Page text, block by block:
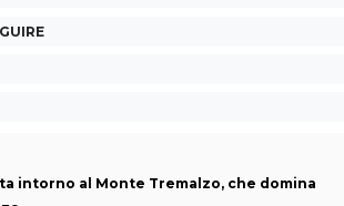
intorno al Monte Tremalzo, che domina